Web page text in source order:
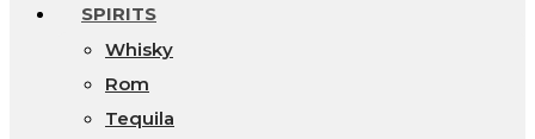
SPIRITS
Whisky
Rom
Tequila